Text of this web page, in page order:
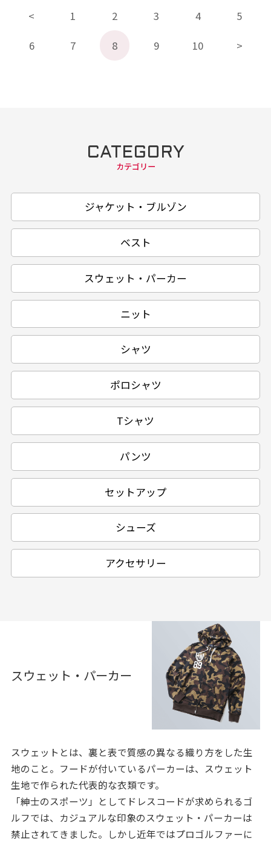
1 2 3 4 5
6 7 8 9 10
CATEGORY
カテゴリー
ジャケット・ブルゾン
ベスト
スウェット・パーカー
ニット
シャツ
ポロシャツ
Tシャツ
パンツ
セットアップ
シューズ
アクセサリー
スウェット・パーカー
スウェットとは、裏と表で質感の異なる織り方をした生
地のこと。フードが付いているパーカーは、スウェット
生地で作られた代表的な衣類です。
「紳士のスポーツ」としてドレスコードが求められるゴ
ルフでは、カジュアルな印象のスウェット・パーカーは
禁止されてきました。しかし近年ではプロゴルファーに